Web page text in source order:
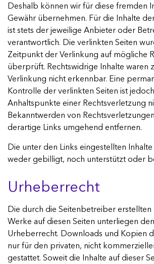
Deshalb können wir für diese fremden
Gewähr übernehmen. Für die Inhalte
ist stets der jeweilige Anbieter oder
verantwortlich. Die verlinkten Seiten
Zeitpunkt der Verlinkung auf mögliche
überprüft. Rechtswidrige Inhalte waren
Verlinkung nicht erkennbar. Eine
Kontrolle der verlinkten Seiten ist
Anhaltspunkte einer Rechtsverletzung
Bekanntwerden von
derartige Links umgehend entfernen.
Die unter den Links eingestellten
weder gebilligt, noch unterstützt oder
Urheberrecht
Die durch die Seitenbetreiber erstellten
Werke auf diesen Seiten unterliegen
Urheberrecht. Downloads und Kopien
nur für den privaten, nicht
gestattet. Soweit die Inhalte auf dieser